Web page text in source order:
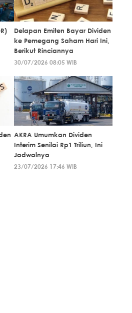
Delapan Emiten Bayar Dividen
ke Pemegang Saham Hari Ini,
Berikut Rinciannya
30/07/2026 08:05 WIB
AKRA Umumkan Dividen
Interim Senilai Rp1 Triliun, Ini
Jadwalnya
23/07/2026 17:46 WIB